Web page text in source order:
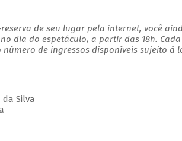
de seu lugar pela internet, você
dia do espetáculo, a partir das 18h.
de ingressos disponíveis sujeito à
da Silva